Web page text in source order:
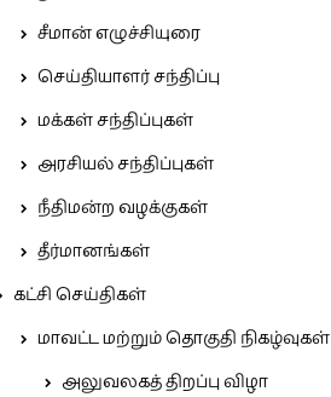
சீமான் எழுச்சியுரை
செய்தியாளர் சந்திப்பு
மக்கள் சந்திப்புகள்
அரசியல் சந்திப்புகள்
நீதிமன்ற வழக்குகள்
தீர்மானங்கள்
கட்சி செய்திகள்
மாவட்ட மற்றும் தொகுதி நிகழ்வுகள்
அலுவலகத் திறப்பு விழா